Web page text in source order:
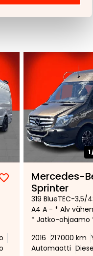
Lisää
suosikiksi
Poista
suosikeista
Mercedes-
Sprinter
319 BlueTEC-3,5/
A4 A - * Alv
* Jatko-ohjaamo
* Sähkötoiminen
Peruutuskamera
2016 217000 km
Automaatti